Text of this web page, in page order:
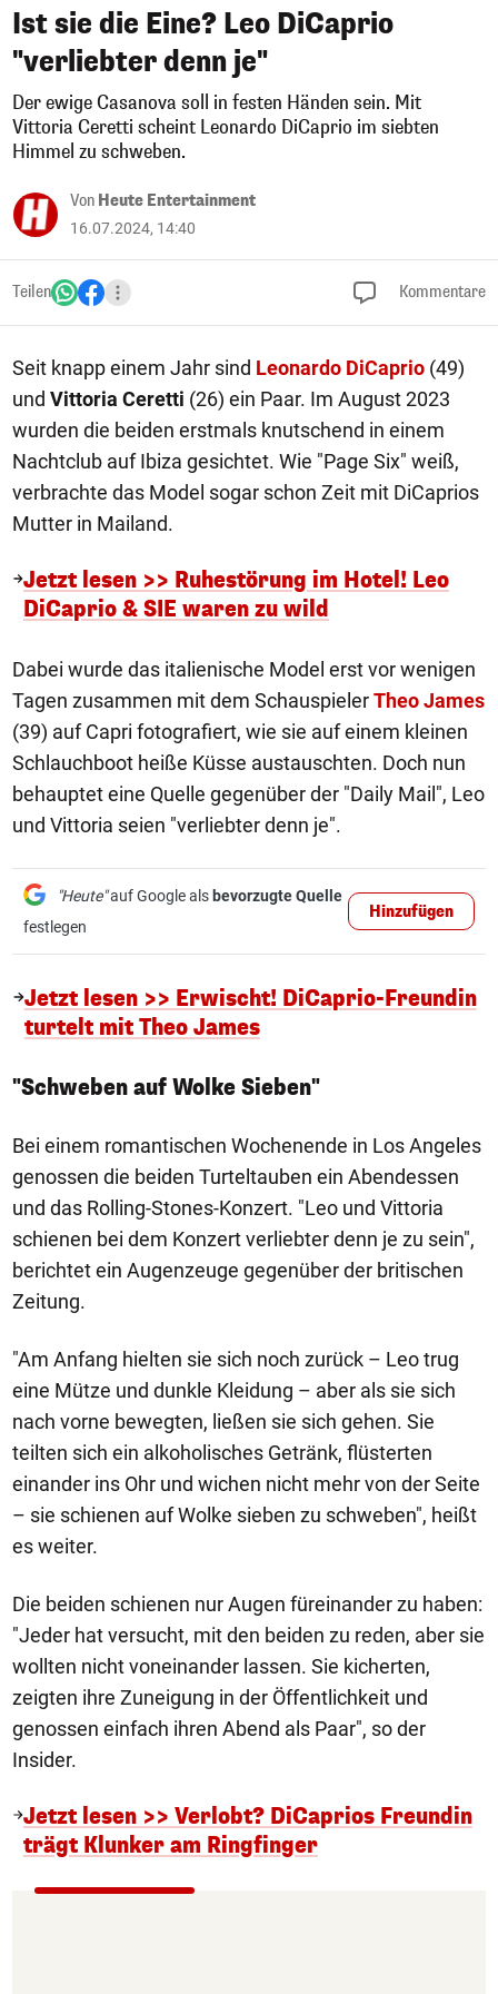
Ist sie die Eine? Leo DiCaprio
"verliebter denn je"
Der ewige Casanova soll in festen Händen sein. Mit
Vittoria Ceretti scheint Leonardo DiCaprio im siebten
Himmel zu schweben.
Von Heute Entertainment
16.07.2024, 14:40
Teilen Kommentare
Seit knapp einem Jahr sind Leonardo DiCaprio (49)
und Vittoria Ceretti (26) ein Paar. Im August 2023
wurden die beiden erstmals knutschend in einem
Nachtclub auf Ibiza gesichtet. Wie "Page Six" weiß,
verbrachte das Model sogar schon Zeit mit DiCaprios
Mutter in Mailand.
Jetzt lesen >> Ruhestörung im Hotel! Leo
DiCaprio & SIE waren zu wild
Dabei wurde das italienische Model erst vor wenigen
Tagen zusammen mit dem SchauspielerTheo James
(39) auf Capri fotografiert, wie sie auf einem kleinen
Schlauchboot heiße Küsse austauschten. Doch nun
behauptet eine Quelle gegenüber der "Daily Mail", Leo
und Vittoria seien "verliebter denn je".
"Heute"auf Google als bevorzugte Quelle
festlegen
Hinzufügen
Jetzt lesen >> Erwischt! DiCaprio-Freundin
turtelt mit Theo James
"Schweben auf Wolke Sieben"
Bei einem romantischen Wochenende in Los Angeles
genossen die beiden Turteltauben ein Abendessen
und das Rolling-Stones-Konzert. "Leo und Vittoria
schienen bei dem Konzert verliebter denn je zu sein",
berichtet ein Augenzeuge gegenüber der britischen
Zeitung.
"Am Anfang hielten sie sich noch zurück – Leo trug
eine Mütze und dunkle Kleidung – aber als sie sich
nach vorne bewegten, ließen sie sich gehen. Sie
teilten sich ein alkoholisches Getränk, flüsterten
einander ins Ohr und wichen nicht mehr von der Seite
– sie schienen auf Wolke sieben zu schweben", heißt
es weiter.
Die beiden schienen nur Augen füreinander zu haben:
"Jeder hat versucht, mit den beiden zu reden, aber sie
wollten nicht voneinander lassen. Sie kicherten,
zeigten ihre Zuneigung in der Öffentlichkeit und
genossen einfach ihren Abend als Paar", so der
Insider.
Jetzt lesen >> Verlobt? DiCaprios Freundin
trägt Klunker am Ringfinger